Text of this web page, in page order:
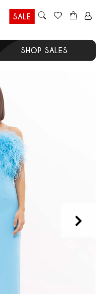
SALE
SHOP SALES
Prev